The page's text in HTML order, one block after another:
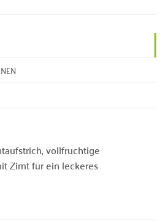
vollfruchtige
Zimt für ein leckeres